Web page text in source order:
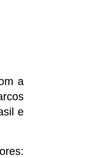
a
e